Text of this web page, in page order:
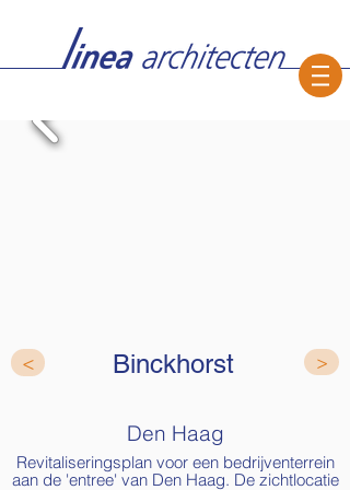
< Binckhorst >
Den Haag
Revitaliseringsplan voor een bedrijventerrein
aan de 'entree' van Den Haag. De zichtlocatie